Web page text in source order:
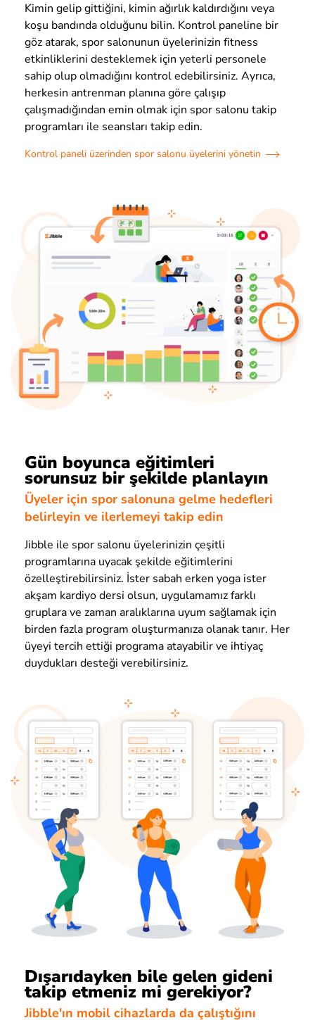
Kimin gelip gittiğini, kimin ağırlık kaldırdığını veya
koşu bandında olduğunu bilin. Kontrol paneline bir
göz atarak, spor salonunun üyelerinizin fitness
etkinliklerini desteklemek için yeterli personele
sahip olup olmadığını kontrol edebilirsiniz. Ayrıca,
herkesin antrenman planına göre çalışıp
çalışmadığından emin olmak için spor salonu takip
programları ile seansları takip edin.
Kontrol paneli üzerinden spor salonu üyelerini yönetin
Gün boyunca eğitimleri
sorunsuz bir şekilde planlayın
Üyeler için spor salonuna gelme hedefleri
belirleyin ve ilerlemeyi takip edin
Jibble ile spor salonu üyelerinizin çeşitli
programlarına uyacak şekilde eğitimlerini
özelleştirebilirsiniz. İster sabah erken yoga ister
akşam kardiyo dersi olsun, uygulamamız farklı
gruplara ve zaman aralıklarına uyum sağlamak için
birden fazla program oluşturmanıza olanak tanır. Her
üyeyi tercih ettiği programa atayabilir ve ihtiyaç
duydukları desteği verebilirsiniz.
Dışarıdayken bile gelen gideni
takip etmeniz mi gerekiyor?
Jibble'ın mobil cihazlarda da çalıştığını